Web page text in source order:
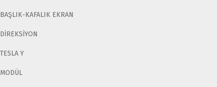
BAŞLIK-KAFALIK EKRAN
DİREKSİYON
TESLA Y
MODÜL